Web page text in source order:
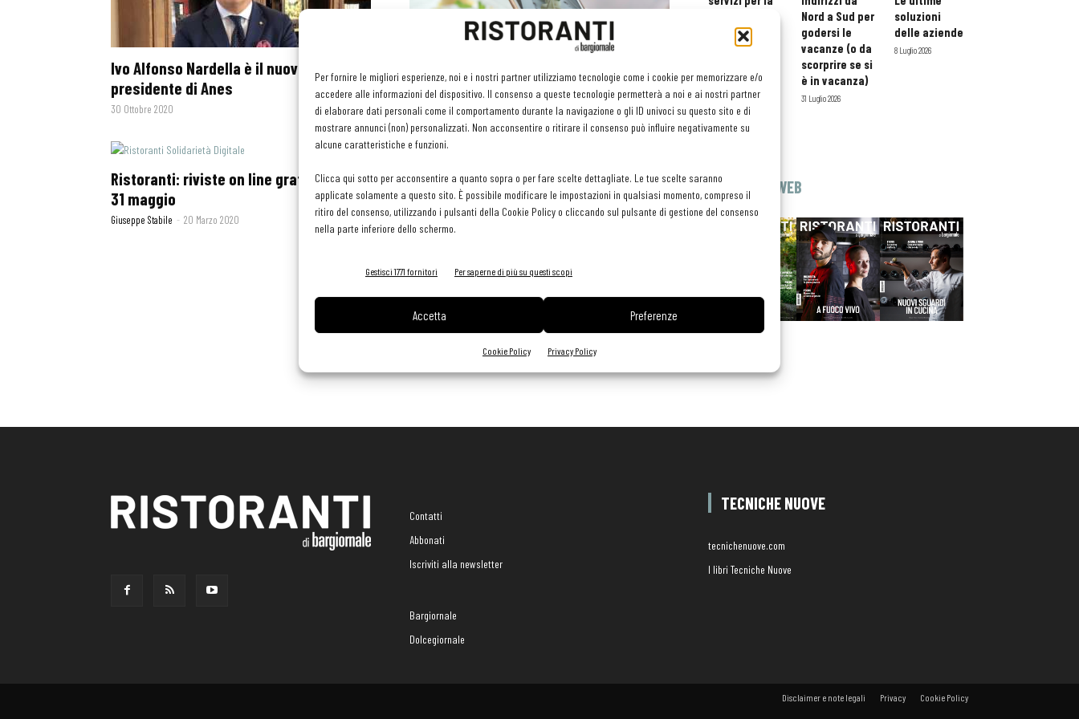
Per fornire le migliori esperienze, noi e i nostri partner utilizziamo tecnologie come i cookie per memorizzare e/o
accedere alle informazioni del dispositivo. Il consenso a queste tecnologie permetterà a noi e ai nostri partner
di elaborare dati personali come il comportamento durante la navigazione o gli ID univoci su questo sito e di
mostrare annunci (non) personalizzati. Non acconsentire o ritirare il consenso può influire negativamente su
alcune caratteristiche e funzioni.
Clicca qui sotto per acconsentire a quanto sopra o per fare scelte dettagliate. Le tue scelte saranno
applicate solamente a questo sito. È possibile modificare le impostazioni in qualsiasi momento, compreso il
ritiro del consenso, utilizzando i pulsanti della Cookie Policy o cliccando sul pulsante di gestione del consenso
nella parte inferiore dello schermo.
Gestisci 1771 fornitori Per saperne di più su questi scopi
Accetta Preferenze
Cookie Policy Privacy Policy
Ivo Alfonso Nardella è il nuovo
presidente di Anes
30 Ottobre 2020
Gli hashtag sul cibo spopolano in rete
Andrea Mongilardi 16 Aprile 2020
Ristoranti: riviste on line gratis fino al
31 maggio
Giuseppe Stabile - 20 Marzo 2020
8 Gennaio 2018
orario esteso
e tessera
professionisti
HoReCa
29 Luglio 2026
Nord a Sud per
godersi le
vacanze (o da
scorprire se si
è in vacanza)
31 Luglio 2026
soluzioni
delle aziende
8 Luglio 2026
EDICOLA WEB
Contatti
Abbonati
Iscriviti alla newsletter
Bargiornale
Dolcegiornale
TECNICHE NUOVE
tecnichenuove.com
I libri Tecniche Nuove
Disclaimer e note legali Privacy Cookie Policy